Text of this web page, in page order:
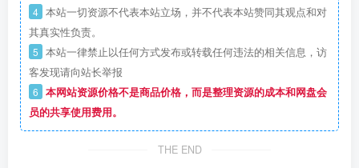
4 本站一切资源不代表本站立场，并不代表本站赞同其观点和对
其真实性负责。
5 本站一律禁止以任何方式发布或转载任何违法的相关信息，访
客发现请向站长举报
6 本网站资源价格不是商品价格，而是整理资源的成本和网盘会
员的共享使用费用。
THE END